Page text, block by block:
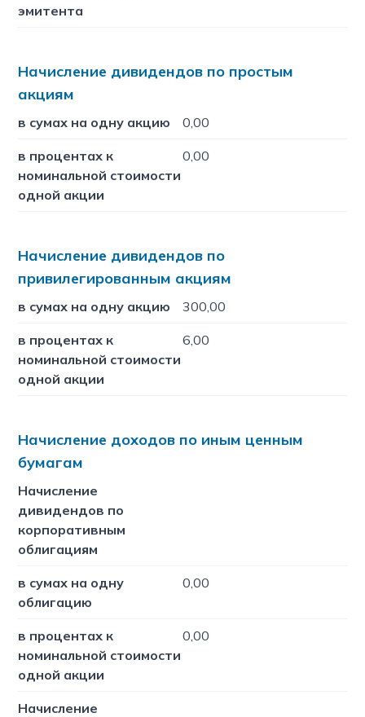
эмитента
Начисление дивидендов по простым
акциям
в сумах на одну акцию 0,00
в процентах к
номинальной стоимости
одной акции
0,00
Начисление дивидендов по
привилегированным акциям
в сумах на одну акцию 300,00
в процентах к
номинальной стоимости
одной акции
6,00
Начисление доходов по иным ценным
бумагам
Начисление
дивидендов по
корпоративным
облигациям
в сумах на одну
облигацию
0,00
в процентах к
номинальной стоимости
одной акции
0,00
Начисление